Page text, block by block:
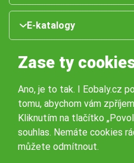
E-katalogy
Naše pobočky:
Zase ty
Ano, je to tak. I Eobaly.cz
tomu, abychom vám
Kliknutím na tlačítko
souhlas. Nemáte cookies
můžete odmítnout.